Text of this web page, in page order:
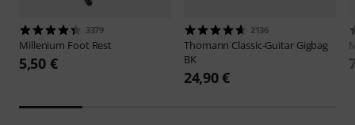
3379
Millenium Foot Rest
5,50 €
2136
Thomann Classic-Guitar Gigbag
BK
24,90 €